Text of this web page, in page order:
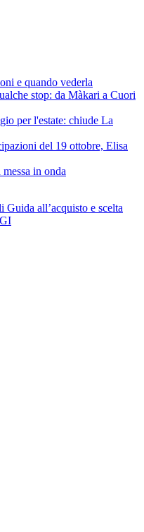
e quando vederla
stop: da Màkari a Cuori
per l'estate: chiude La
del 19 ottobre, Elisa
in onda
Guida all’acquisto e scelta